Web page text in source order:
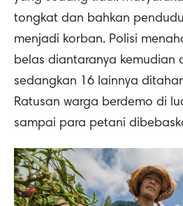
tongkat dan bahkan
menjadi korban. Polisi
belas diantaranya kemudian
sedangkan 16 lainnya
Ratusan warga berdemo di
sampai para petani